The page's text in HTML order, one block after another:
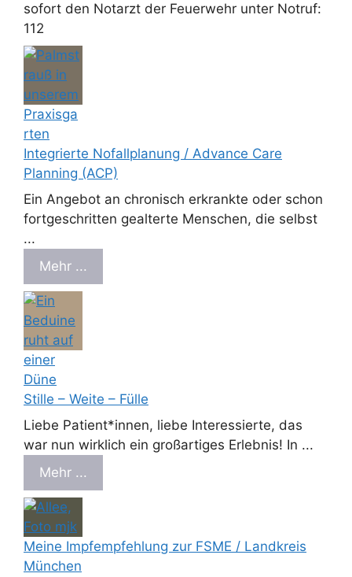
sofort den Notarzt der Feuerwehr unter Notruf:
112
Integrierte Nofallplanung / Advance Care
Planning (ACP)
Ein Angebot an chronisch erkrankte oder schon
fortgeschritten gealterte Menschen, die selbst
...
Mehr ...
Stille – Weite – Fülle
Liebe Patient*innen, liebe Interessierte, das
war nun wirklich ein großartiges Erlebnis! In ...
Mehr ...
Meine Impfempfehlung zur FSME / Landkreis
München